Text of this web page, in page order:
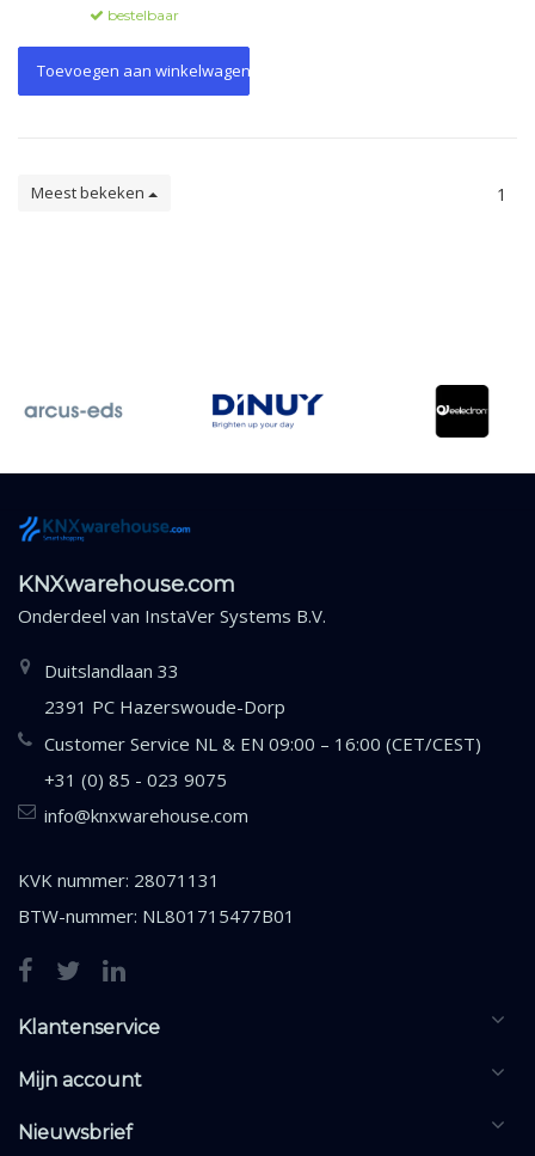
bestelbaar
Toevoegen aan winkelwagen
Meest bekeken 1
KNXwarehouse.com
Onderdeel van InstaVer Systems B.V.
Duitslandlaan 33
2391 PC Hazerswoude-Dorp
Customer Service NL & EN 09:00 – 16:00 (CET/CEST)
+31 (0) 85 - 023 9075
info@knxwarehouse.com
KVK nummer: 28071131
BTW-nummer: NL801715477B01
Klantenservice
Mijn account
Nieuwsbrief